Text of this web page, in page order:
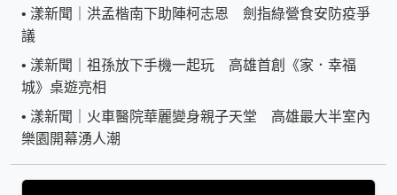
• 漾新聞｜洪孟楷南下助陣柯志恩 劍指綠營食安防疫爭
議
• 漾新聞｜祖孫放下手機一起玩 高雄首創《家．幸福
城》桌遊亮相
• 漾新聞｜火車醫院華麗變身親子天堂 高雄最大半室內
樂園開幕湧人潮